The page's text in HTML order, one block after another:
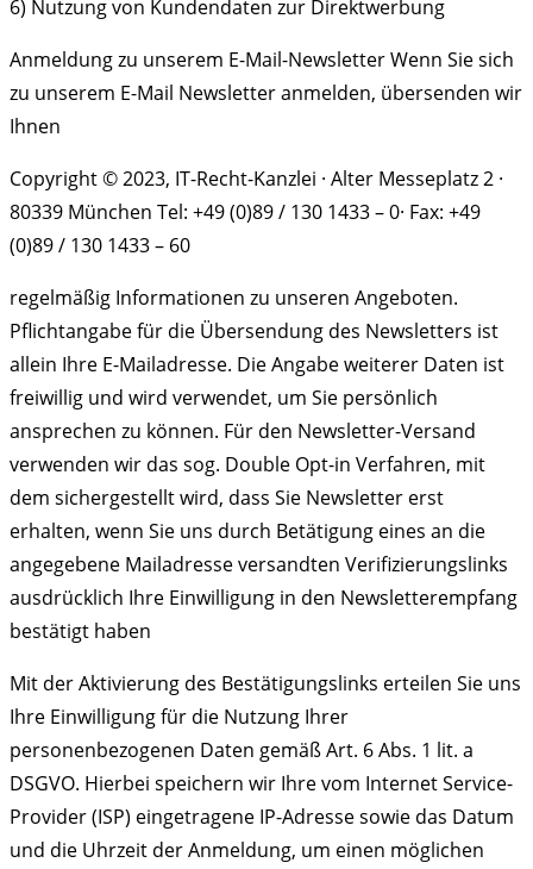
6) Nutzung von Kundendaten zur Direktwerbung
Anmeldung zu unserem E-Mail-Newsletter Wenn Sie sich
zu unserem E-Mail Newsletter anmelden, übersenden wir
Ihnen
Copyright © 2023, IT-Recht-Kanzlei · Alter Messeplatz 2 ·
80339 München Tel: +49 (0)89 / 130 1433 – 0· Fax: +49
(0)89 / 130 1433 – 60
regelmäßig Informationen zu unseren Angeboten.
Pflichtangabe für die Übersendung des Newsletters ist
allein Ihre E-Mailadresse. Die Angabe weiterer Daten ist
freiwillig und wird verwendet, um Sie persönlich
ansprechen zu können. Für den Newsletter-Versand
verwenden wir das sog. Double Opt-in Verfahren, mit
dem sichergestellt wird, dass Sie Newsletter erst
erhalten, wenn Sie uns durch Betätigung eines an die
angegebene Mailadresse versandten Verifizierungslinks
ausdrücklich Ihre Einwilligung in den Newsletterempfang
bestätigt haben
Mit der Aktivierung des Bestätigungslinks erteilen Sie uns
Ihre Einwilligung für die Nutzung Ihrer
personenbezogenen Daten gemäß Art. 6 Abs. 1 lit. a
DSGVO. Hierbei speichern wir Ihre vom Internet Service-
Provider (ISP) eingetragene IP-Adresse sowie das Datum
und die Uhrzeit der Anmeldung, um einen möglichen